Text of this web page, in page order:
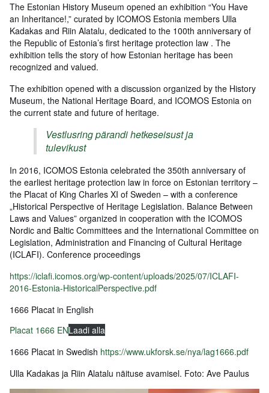
The Estonian History Museum opened an exhibition “You Have
an Inheritance!,” curated by ICOMOS Estonia members Ulla
Kadakas and Riin Alatalu, dedicated to the 100th anniversary of
the Republic of Estonia’s first heritage protection law . The
exhibition tells the story of how Estonian heritage has been
recognized and valued.
The exhibition opened with a discussion organized by the History
Museum, the National Heritage Board, and ICOMOS Estonia on
the current state and future of heritage.
Vestlusring pärandi hetkeseisust ja
tulevikust
In 2016, ICOMOS Estonia celebrated the 350th anniversary of
the earliest heritage protection law in force on Estonian territory –
the Placat of King Charles XI of Sweden – with a conference
„Historical Perspective of Heritage Legislation. Balance Between
Laws and Values” organized in cooperation with the ICOMOS
Nordic and Baltic Committees and the International Committee on
Legislation, Administration and Financing of Cultural Heritage
(ICLAFI). Conference proceedings
https://iclafi.icomos.org/wp-content/uploads/2025/07/ICLAFI-
2016-Estonia-HistoricalPerspective.pdf
1666 Placat in English
Placat 1666 ENLaadi alla
1666 Placat in Swedish https://www.ukforsk.se/nya/lag1666.pdf
Ulla Kadakas ja Riin Alatalu näituse avamisel. Foto: Ave Paulus